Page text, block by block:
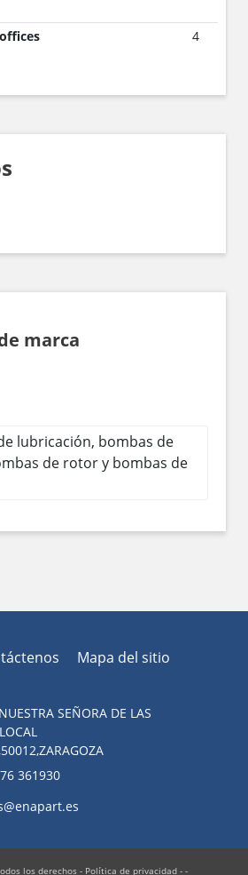
4
marca
lubricación, bombas de
de rotor y bombas de
Mapa del sitio
SEÑORA DE LAS
361930
los derechos - Política de privacidad - -